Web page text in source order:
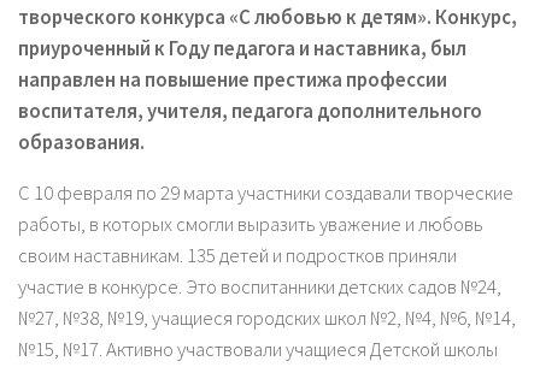
творческого конкурса «С любовью к детям». Конкурс,
приуроченный к Году педагога и наставника, был
направлен на повышение престижа профессии
воспитателя, учителя, педагога дополнительного
образования.
С 10 февраля по 29 марта участники создавали творческие
работы, в которых смогли выразить уважение и любовь
своим наставникам. 135 детей и подростков приняли
участие в конкурсе. Это воспитанники детских садов №24,
№27, №38, №19, учащиеся городских школ №2, №4, №6, №14,
№15, №17. Активно участвовали учащиеся Детской школы